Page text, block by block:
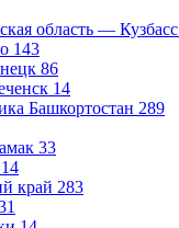
область — Кузбасс
143
86
14
Башкортостан 289
33
14
край 283